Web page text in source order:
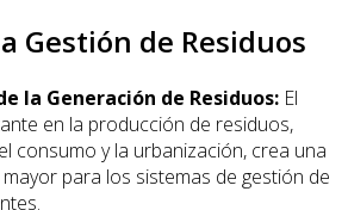
Gestión de Residuos
la Generación de Residuos: El
en la producción de residuos,
consumo y la urbanización, crea una
para los sistemas de gestión de